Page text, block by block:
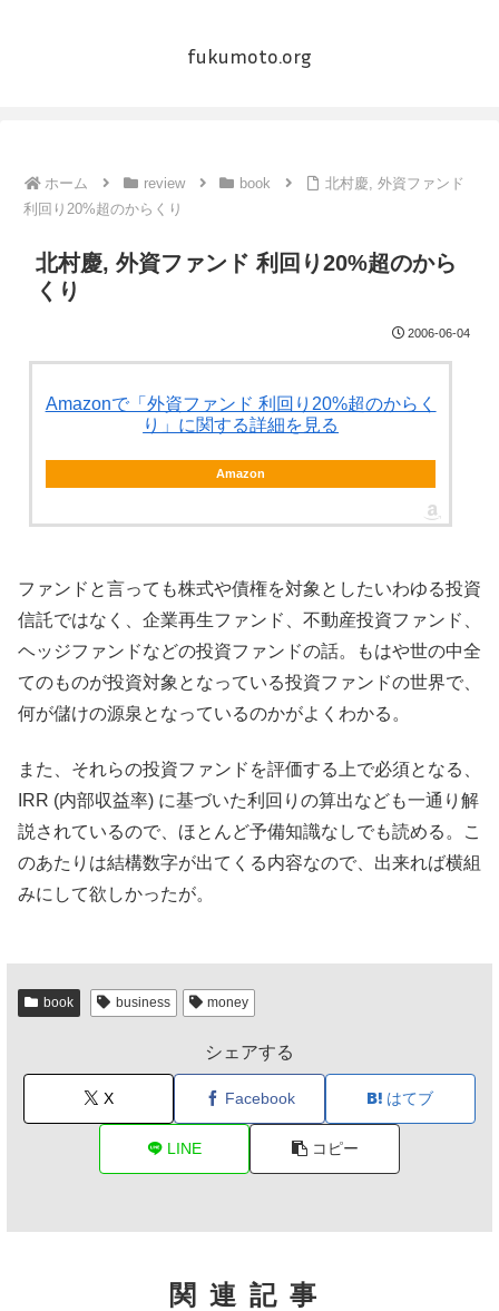
fukumoto.org
ホーム review book
北村慶, 外資ファンド
利回り20%超のからくり
北村慶, 外資ファンド 利回り20%超のから
くり
2006-06-04
Amazonで「外資ファンド 利回り20%超のからく
り」に関する詳細を見る
Amazon
ファンドと言っても株式や債権を対象としたいわゆる投資
信託ではなく、企業再生ファンド、不動産投資ファンド、
ヘッジファンドなどの投資ファンドの話。もはや世の中全
てのものが投資対象となっている投資ファンドの世界で、
何が儲けの源泉となっているのかがよくわかる。
また、それらの投資ファンドを評価する上で必須となる、
IRR (内部収益率) に基づいた利回りの算出なども一通り解
説されているので、ほとんど予備知識なしでも読める。こ
のあたりは結構数字が出てくる内容なので、出来れば横組
みにして欲しかったが。
book business money
シェアする
X Facebook はてブ
LINE コピー
関連記事